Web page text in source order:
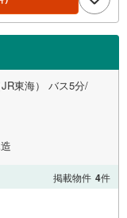
東海） バス5分/
掲載物件 4件